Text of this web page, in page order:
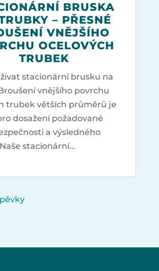
BRUSKA
– PŘESNÉ
VNĚJŠÍHO
OCELOVÝCH
TRUBEK
stacionární brusku na
vnějšího povrchu
trubek větších průměrů je
dosažení požadované
a výsledného
stacionární...